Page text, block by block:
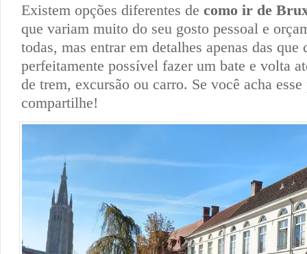
Existem opções diferentes de como ir de
que variam muito do seu gosto pessoal e
todas, mas entrar em detalhes apenas das que
perfeitamente possível fazer um bate e volta
de trem, excursão ou carro. Se você acha
compartilhe!